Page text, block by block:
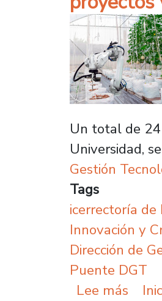
Un total de
Universidad,
Gestión
Tags
icerrectoría de
Innovación y
Dirección de
Puente DGT
Lee más